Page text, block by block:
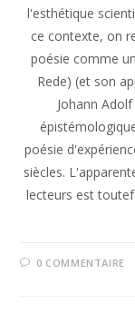
l'esthétique
ce contexte, on
poésie comme
Rede) (et son
Johann
poésie
siècles.
lecteurs est
0 COMMENTAIRE